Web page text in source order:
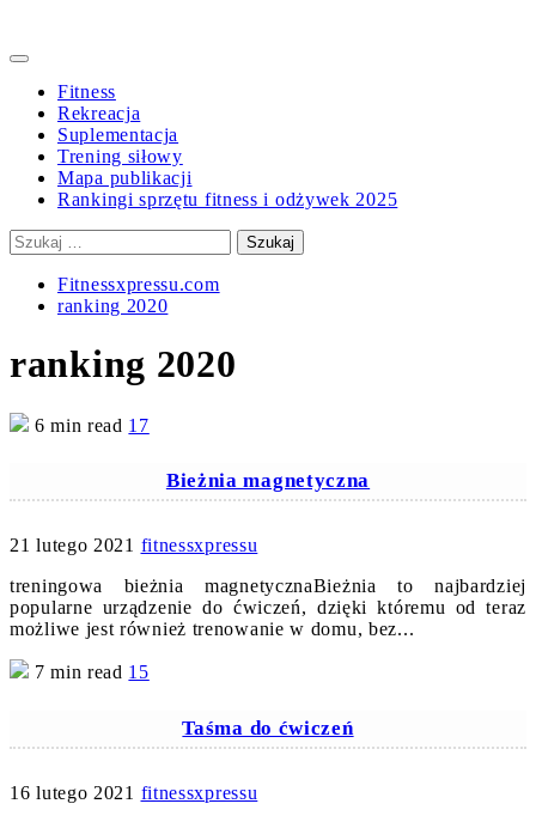
Primary
Fitness
Rekreacja
Suplementacja
Trening siłowy
Mapa publikacji
Rankingi sprzętu fitness i odżywek 2025
Szukaj:
Fitnessxpressu.com
ranking 2020
ranking 2020
6 min read 17
Bieżnia magnetyczna
21 lutego 2021 fitnessxpressu
treningowa bieżnia magnetycznaBieżnia to najbardziej
popularne urządzenie do ćwiczeń, dzięki któremu od teraz
możliwe jest również trenowanie w domu, bez...
7 min read 15
Taśma do ćwiczeń
16 lutego 2021 fitnessxpressu